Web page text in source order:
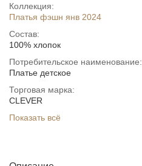
Коллекция:
Платья фэшн янв 2024
Состав:
100% хлопок
Потребительское наименование:
Платье детское
Торговая марка:
CLEVER
Показать всё